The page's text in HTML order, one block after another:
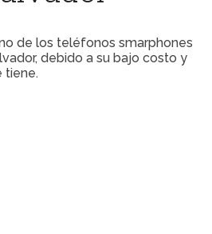
de los teléfonos smarphones
debido a su bajo costo y
tiene.